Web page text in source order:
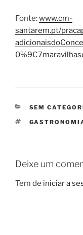
Fonte:www.cm-
santarem.pt/
CATEGORIAS
SEM
ETIQUETAS
Deixe um
Tem de iniciar a